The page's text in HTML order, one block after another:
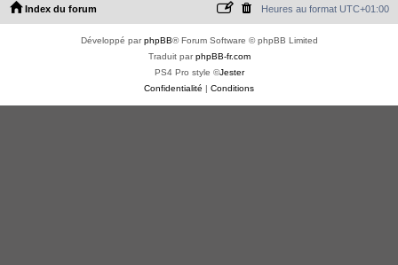
Index du forum Heures au format UTC+01:00
Développé parphpBB® Forum Software © phpBB Limited
Traduit parphpBB-fr.com
PS4 Pro style ©Jester
Confidentialité | Conditions